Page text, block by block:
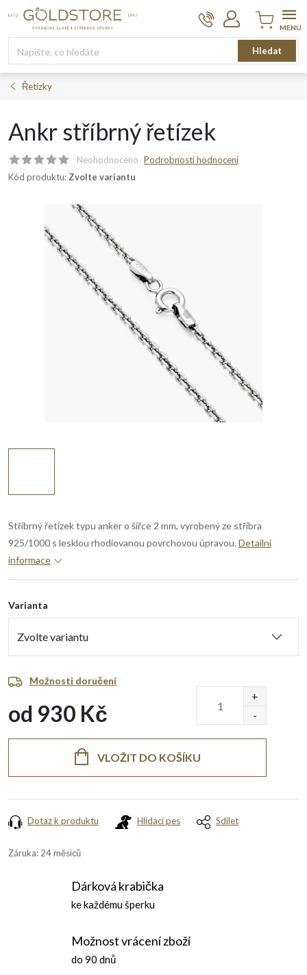
Hledat
Nákupní
košík
Řetízky
Ankr stříbrný řetízek
Neohodnoceno Podrobnosti hodnocení
Kód produktu: Zvolte variantu
Stříbrný řetízek typu anker o šířce 2 mm, vyrobený ze stříbra
925/1000 s lesklou rhodiovanou povrchovou úpravou. Detailní
informace
Varianta
Možnosti doručení
od 930 Kč
VLOŽIT DO KOŠÍKU
Dotaz k produktu Hlídací pes Sdílet
Záruka: 24 měsíců
Dárková krabička
ke každému šperku
Možnost vrácení zboží
do 90 dnů